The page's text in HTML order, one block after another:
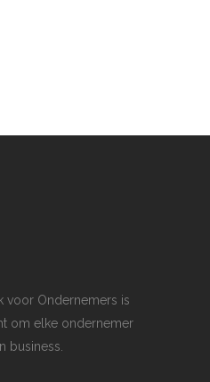
voor Ondernemers is
om elke ondernemer
business.